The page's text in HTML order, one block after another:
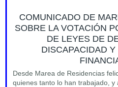
COMUNICADO DE
SOBRE LA VOTACIÓN
DE LEYES DE
DISCAPACIDAD
Desde Marea de Residencias
quienes tanto lo han trabajado, y